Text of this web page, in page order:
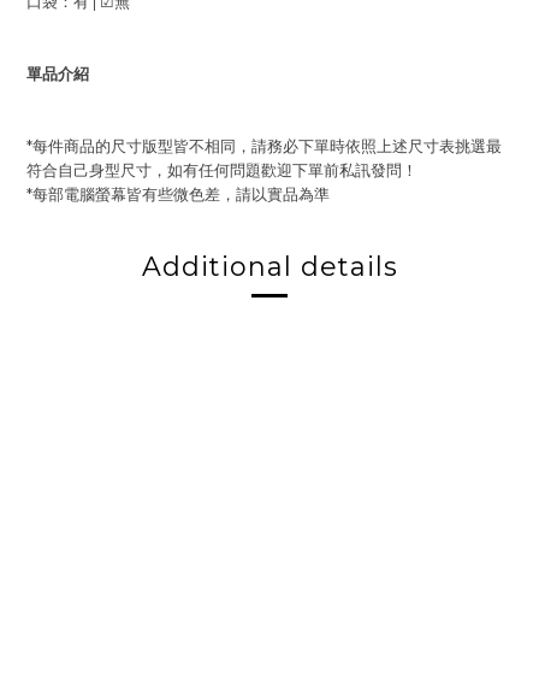
單品介紹
*每件商品的尺寸版型皆不相同，請務必下單時依照上述尺寸表挑選最
符合自己身型尺寸，如有任何問題歡迎下單前私訊發問！
*每部電腦螢幕皆有些微色差，請以實品為準
Additional details